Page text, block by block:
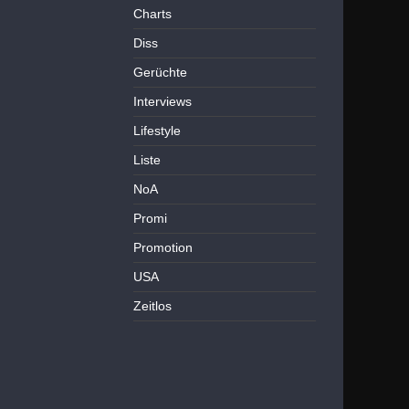
Charts
Diss
Gerüchte
Interviews
Lifestyle
Liste
NoA
Promi
Promotion
USA
Zeitlos